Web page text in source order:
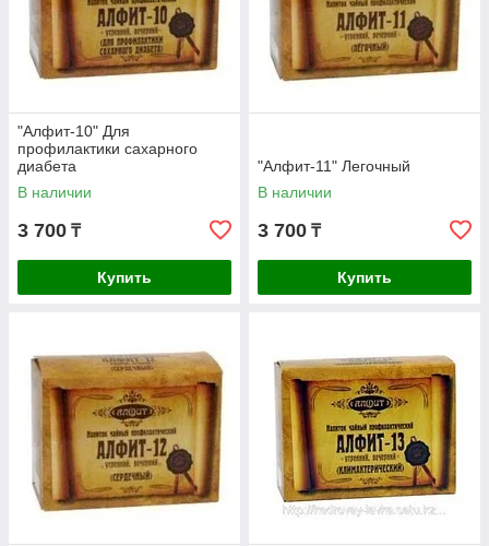
"Алфит-10" Для
профилактики сахарного
диабета
В наличии
3 700 ₸
Купить
"Алфит-11" Легочный
В наличии
3 700 ₸
Купить